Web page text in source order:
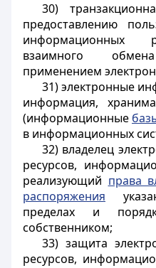
30)
предоставлению
информационных
взаимного
применением
31) электронные
информация,
(информационные
в информационных
32) владелец
ресурсов,
реализующий права
распоряжения
пределах и
собственником;
33) защита
ресурсов,